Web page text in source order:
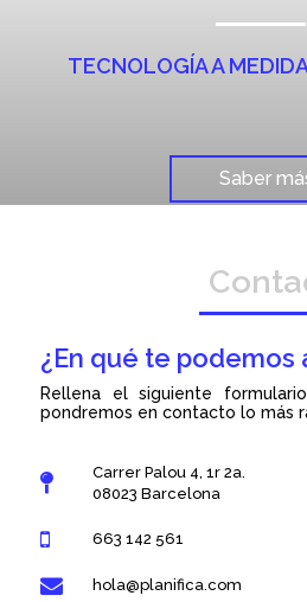
TECNOLOGÍA A
Saber
¿En qué te podemos
Rellena el siguiente
pondremos en contacto lo más
Carrer Palou 4, 1r 2a.
08023 Barcelona
663 142 561
hola@planifica.com